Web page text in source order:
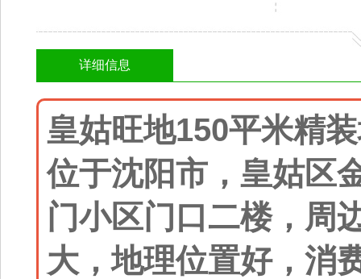
详细信息
皇姑旺地150平米精
位于沈阳市，皇姑区
门小区门口二楼，周
大，地理位置好，消